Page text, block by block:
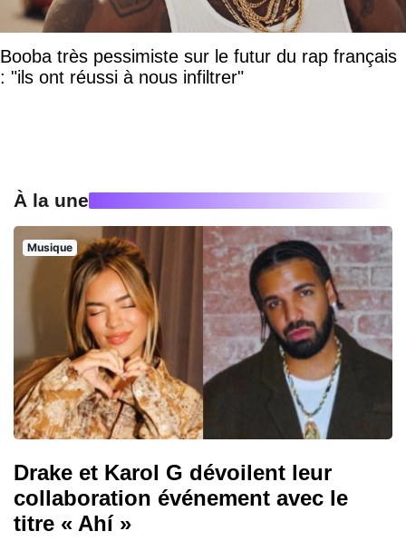
Booba très pessimiste sur le futur du rap français
: "ils ont réussi à nous infiltrer"
À la une
Musique
Drake et Karol G dévoilent leur
collaboration événement avec le
titre « Ahí »